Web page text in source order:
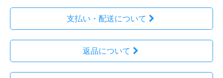
支払い・配送について
返品について